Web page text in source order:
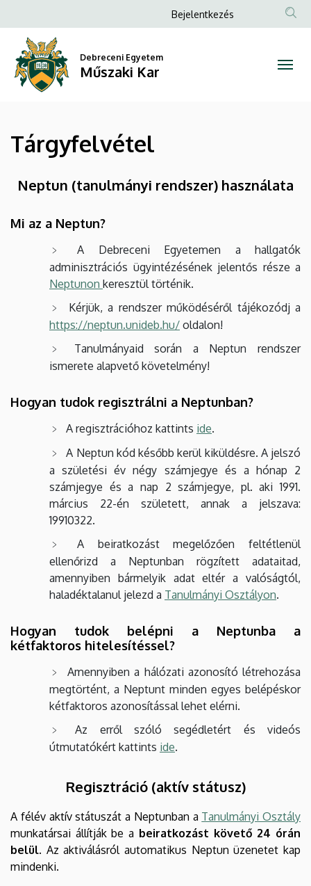
Műszaki
a
tartalomra
Anonim
Bejelentkezés
Debreceni Egyetem
Műszaki Kar
Tárgyfelvétel
Neptun (tanulmányi rendszer) használata
Mi az a Neptun?
A Debreceni Egyetemen a hallgatók
adminisztrációs ügyintézésének jelentős része a
Neptunon keresztül történik.
Kérjük, a rendszer működéséről tájékozódj a
https://neptun.unideb.hu/ oldalon!
Tanulmányaid során a Neptun rendszer
ismerete alapvető követelmény!
Hogyan tudok regisztrálni a Neptunban?
A regisztrációhoz kattints ide.
A Neptun kód később kerül kiküldésre. A jelszó
a születési év négy számjegye és a hónap 2
számjegye és a nap 2 számjegye, pl. aki 1991.
március 22-én született, annak a jelszava:
19910322.
A beiratkozást megelőzően feltétlenül
ellenőrizd a Neptunban rögzített adataitad,
amennyiben bármelyik adat eltér a valóságtól,
haladéktalanul jelezd a Tanulmányi Osztályon.
Hogyan tudok belépni a Neptunba a
kétfaktoros hitelesítéssel?
Amennyiben a hálózati azonosító létrehozása
megtörtént, a Neptunt minden egyes belépéskor
kétfaktoros azonosítással lehet elérni.
Az erről szóló segédletért és videós
útmutatókért kattints ide.
Regisztráció (aktív státusz)
A félév aktív státuszát a Neptunban a Tanulmányi Osztály
munkatársai állítják be a beiratkozást követő 24 órán
belül. Az aktiválásról automatikus Neptun üzenetet kap
mindenki.